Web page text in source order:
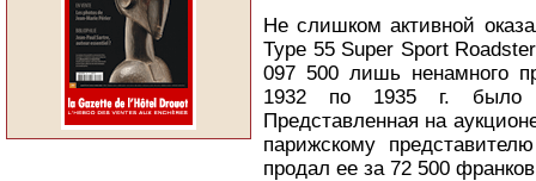
Не слишком активной
Type 55 Super Sport
097 500 лишь ненамного
1932 по 1935 г. было
Представленная на
парижскому
продал ее за 72 500